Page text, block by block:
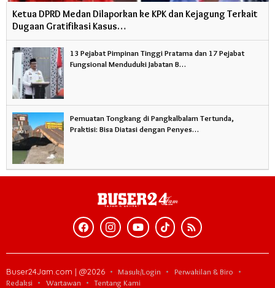
Ketua DPRD Medan Dilaporkan ke KPK dan Kejagung Terkait
Dugaan Gratifikasi Kasus…
13 Pejabat Pimpinan Tinggi Pratama dan 17 Pejabat
Fungsional Menduduki Jabatan B…
Pemuatan Tongkang di Pangkalbalam Tertunda,
Praktisi: Bisa Diatasi dengan Penyes…
Buser24Jam.com | @2026 Masuk/Login
Perwakilan & Biro
Redaksi
Wartawan Tentang Kami